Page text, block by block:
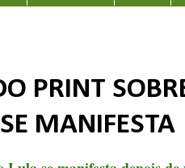
PRINT
MANIFESTA